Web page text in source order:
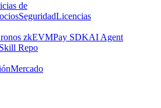
de
SeguridadLicencias
zkEVMPay SDKAI Agent
Repo
Mercado